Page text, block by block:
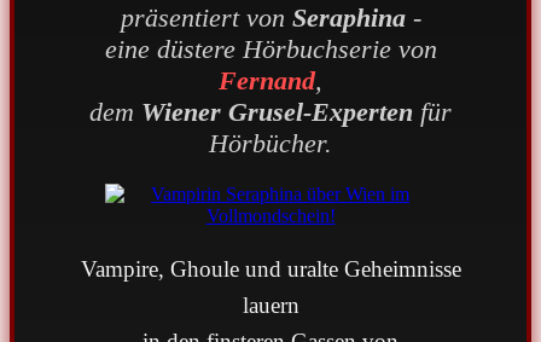
präsentiert von Seraphina-
eine düstere Hörbuchserie von
Fernand,
dem Wiener Grusel-Experten für
Hörbücher.
Vampire, Ghoule und uralte Geheimnisse
lauern